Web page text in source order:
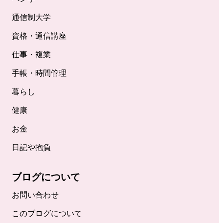
通信制大学
資格・通信講座
仕事・複業
手帳・時間管理
暮らし
健康
お金
日記や抱負
ブログについて
お問い合わせ
このブログについて